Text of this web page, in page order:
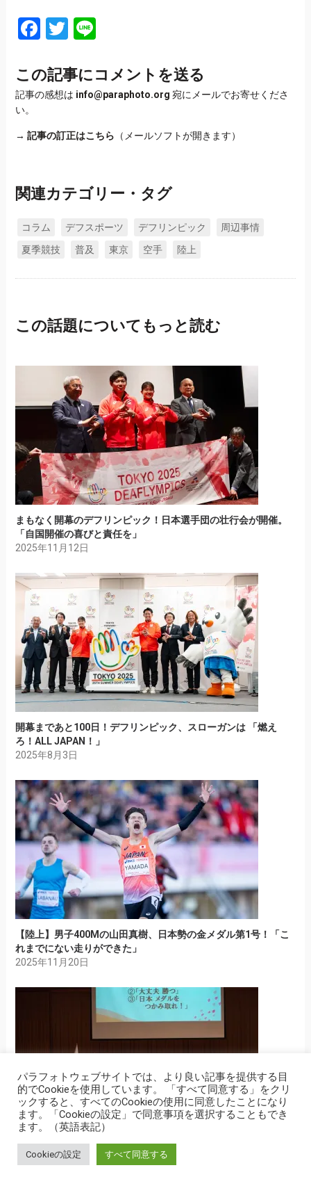
Facebook
Twitter
Line
この記事にコメントを送る
記事の感想は info@paraphoto.org 宛にメールでお寄せくださ
い。
→ 記事の訂正はこちら （メールソフトが開きます）
関連カテゴリー・タグ
コラム デフスポーツ デフリンピック
周辺事情
夏季競技
普及 東京 空手 陸上
この話題についてもっと読む
まもなく開幕のデフリンピック！日本選手団の壮行会が開催。
「自国開催の喜びと責任を」
2025年11月12日
開幕まであと100日！デフリンピック、スローガンは 「燃え
ろ！ALL JAPAN！」
2025年8月3日
【陸上】男子400Mの山田真樹、日本勢の金メダル第1号！「こ
れまでにない走りができた」
2025年11月20日
【PHOTOレポート】デフリンピック結団式「燃えろ！ALL
JAPAN」出陣！小倉「全力を尽くす」
2025年11月15日
パラフォトウェブサイトでは、より良い記事を提供する目
的でCookieを使用しています。 「すべて同意する」をクリ
ックすると、すべてのCookieの使用に同意したことになり
ます。「Cookieの設定」で同意事項を選択することもでき
ます。（英語表記）
Cookieの設定 すべて同意する